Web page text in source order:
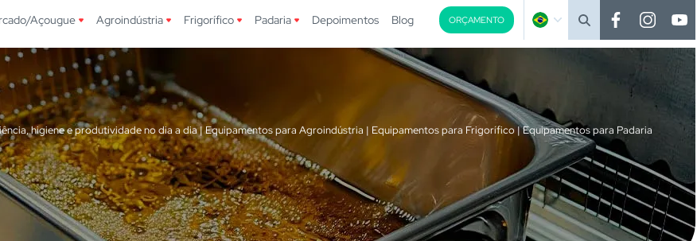
Açougue Agroindústria Frigorífico Padaria Depoimentos Blog ORÇAMENTO
higiene e produtividade no dia a dia | Equipamentos para Agroindústria | Equipamentos para Frigorífico | Equipamentos para Padaria